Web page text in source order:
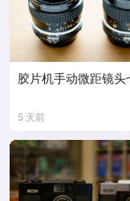
胶片机手动微距镜头
5 天前